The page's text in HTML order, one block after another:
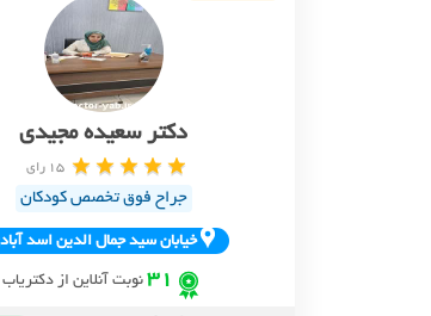
دکتر سعیده مجیدی
15 رای
جراح فوق تخصص کودکان
خيابان سيد جمال الدين اسد
31 نوبت آنلاین از دکتریاب